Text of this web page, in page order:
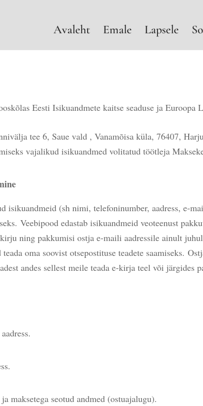
Avaleht Emale Lapsele
Eesti Isikuandmete kaitse seaduse ja Euroopa
tee 6, Saue vald , Vanamõisa küla, 76407,
vajalikud isikuandmed volitatud töötleja
isikuandmeid (sh nimi, telefoninumber, aadress, e-
Veebipood edastab isikuandmeid veoteenust
ning pakkumisi ostja e-maili aadressile ainult
oma soovist otsepostituse teadete saamiseks.
andes sellest meile teada e-kirja teel või järgides
seotud andmed (ostuajalugu).